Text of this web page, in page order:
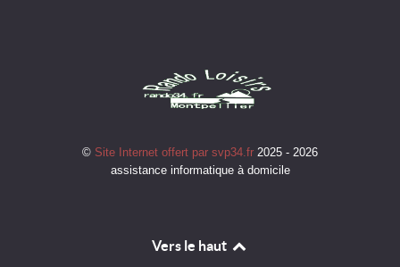
© Site Internet offert par svp34.fr 2025 - 2026
assistance informatique à domicile
Vers le haut